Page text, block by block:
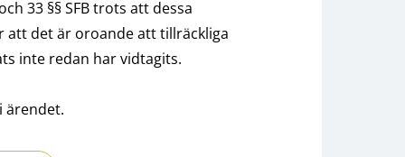
33 §§ SFB trots att dessa
att det är oroande att tillräckliga
inte redan har vidtagits.
ärendet.